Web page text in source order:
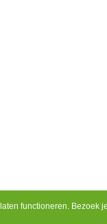
functioneren. Bezoek